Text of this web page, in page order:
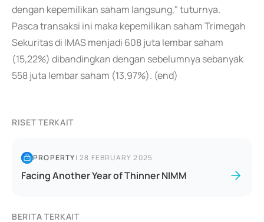
dengan kepemilikan saham langsung," tuturnya.
Pasca transaksi ini maka kepemilikan saham Trimegah
Sekuritas di IMAS menjadi 608 juta lembar saham
(15,22%) dibandingkan dengan sebelumnya sebanyak
558 juta lembar saham (13,97%). (end)
RISET TERKAIT
PROPERTY|28 FEBRUARY 2025
Facing Another Year of Thinner NIMM
BERITA TERKAIT